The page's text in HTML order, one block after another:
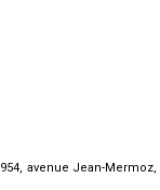
avenue Jean-Mermoz,